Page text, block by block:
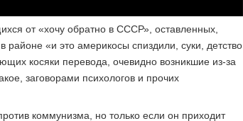
от «хочу обратно в СССР», оставленных,
«и это америкосы спиздили, суки, детство
косяки перевода, очевидно возникшие из-за
заговорами психологов и прочих
коммунизма, но только если он приходит